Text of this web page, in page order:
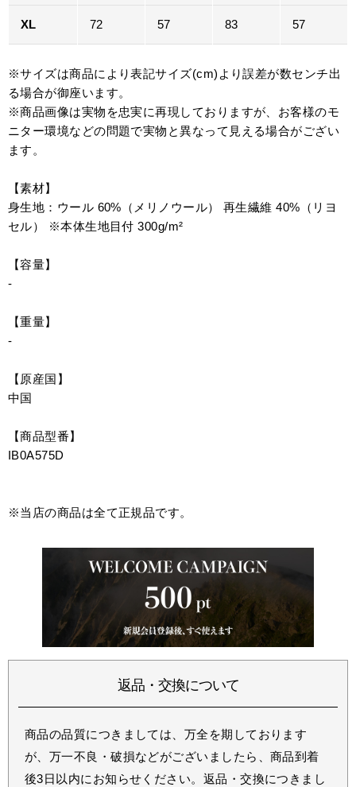
XL 72 57 83 57
※サイズは商品により表記サイズ(cm)より誤差が数センチ出
る場合が御座います。
※商品画像は実物を忠実に再現しておりますが、お客様のモ
ニター環境などの問題で実物と異なって見える場合がござい
ます。
【素材】
身生地：ウール 60%（メリノウール） 再生繊維 40%（リヨ
セル） ※本体生地目付 300g/m²
【容量】
-
【重量】
-
【原産国】
中国
【商品型番】
IB0A575D
※当店の商品は全て正規品です。
返品・交換について
商品の品質につきましては、万全を期しております
が、万一不良・破損などがございましたら、商品到着
後3日以内にお知らせください。返品・交換につきまし